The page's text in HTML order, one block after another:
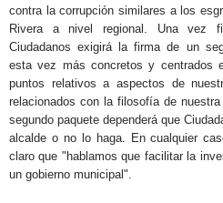
contra la corrupción similares a los
Rivera a nivel regional. Una vez
Ciudadanos exigirá la firma de un
esta vez más concretos y centrados
puntos relativos a aspectos de
relacionados con la filosofía de
segundo paquete dependerá que
alcalde o no lo haga. En cualquier
claro que "hablamos que facilitar la
un gobierno municipal".